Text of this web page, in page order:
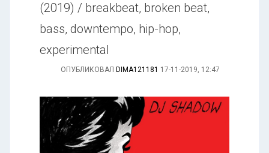
(2019) / breakbeat, broken beat,
bass, downtempo, hip-hop,
experimental
ОПУБЛИКОВАЛ DIMA121181 17-11-2019, 12:47